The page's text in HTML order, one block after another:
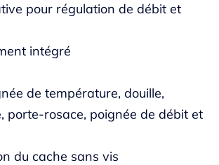
pour régulation de débit et
intégré
de température, douille,
porte-rosace, poignée de débit et
du cache sans vis